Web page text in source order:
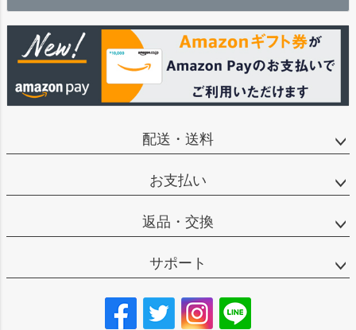
配送・送料
お支払い
返品・交換
サポート